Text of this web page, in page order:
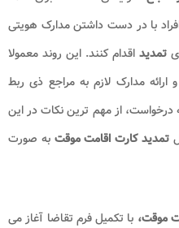
با در دست داشتن مدارک هویتی
تمدیداقدام کنند. این روند معمولا
مدارک لازم به مراجع ذی ربط
درخواست، از مهم ترین نکات در این
تمدید کارت اقامت موقتبه صورت
موقت، با تکمیل فرم تقاضا آغاز می